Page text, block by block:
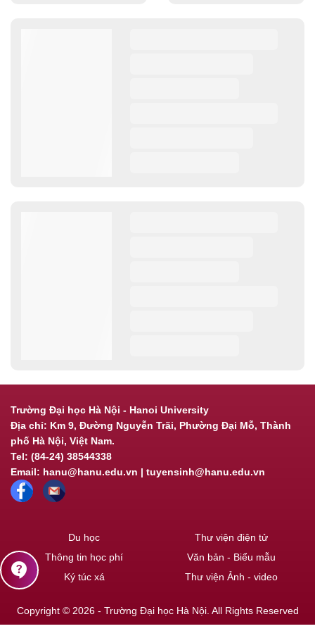
Trường Đại học Hà Nội - Hanoi University
Địa chỉ: Km 9, Đường Nguyễn Trãi, Phường Đại Mỗ, Thành
phố Hà Nội, Việt Nam.
Tel: (84-24) 38544338
Email: hanu@hanu.edu.vn | tuyensinh@hanu.edu.vn
Du học
Thông tin học phí
Ký túc xá
Thư viện điện tử
Văn bản - Biểu mẫu
Thư viện Ảnh - video
Copyright © 2026 - Trường Đại học Hà Nội. All Rights Reserved
contact_support